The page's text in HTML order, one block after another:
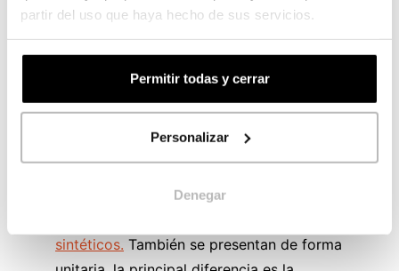
partir del uso que haya hecho de sus servicios.
Permitir todas y cerrar
Personalizar
Denegar
Adhesivo sintético para promocionar
En contraposición a los adhesivos de
sintéticos. También se presentan de forma